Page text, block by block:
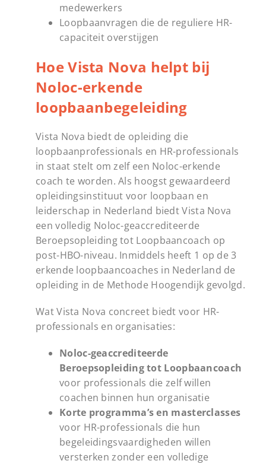
medewerkers
Loopbaanvragen die de reguliere HR-
capaciteit overstijgen
Hoe Vista Nova helpt bij
Noloc-erkende
loopbaanbegeleiding
Vista Nova biedt de opleiding die
loopbaanprofessionals en HR-professionals
in staat stelt om zelf een Noloc-erkende
coach te worden. Als hoogst gewaardeerd
opleidingsinstituut voor loopbaan en
leiderschap in Nederland biedt Vista Nova
een volledig Noloc-geaccrediteerde
Beroepsopleiding tot Loopbaancoach op
post-HBO-niveau. Inmiddels heeft 1 op de 3
erkende loopbaancoaches in Nederland de
opleiding in de Methode Hoogendijk gevolgd.
Wat Vista Nova concreet biedt voor HR-
professionals en organisaties:
Noloc-geaccrediteerde
Beroepsopleiding tot Loopbaancoach
voor professionals die zelf willen
coachen binnen hun organisatie
Korte programma’s en masterclasses
voor HR-professionals die hun
begeleidingsvaardigheden willen
versterken zonder een volledige